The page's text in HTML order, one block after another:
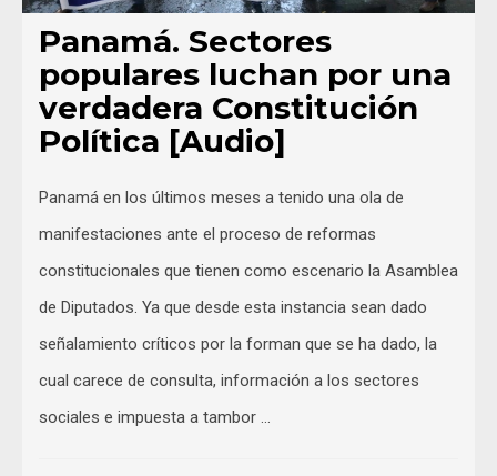
Panamá. Sectores
populares luchan por una
verdadera Constitución
Política [Audio]
Panamá en los últimos meses a tenido una ola de
manifestaciones ante el proceso de reformas
constitucionales que tienen como escenario la Asamblea
de Diputados. Ya que desde esta instancia sean dado
señalamiento críticos por la forman que se ha dado, la
cual carece de consulta, información a los sectores
sociales e impuesta a tambor …